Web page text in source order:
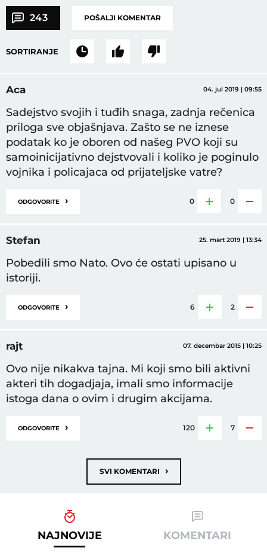
243 POŠALJI KOMENTAR
SORTIRANJE
Aca 04. jul 2019 | 09:55
Sadejstvo svojih i tuđih snaga, zadnja rečenica
priloga sve objašnjava. Zašto se ne iznese
podatak ko je oboren od našeg PVO koji su
samoinicijativno dejstvovali i koliko je poginulo
vojnika i policajaca od prijateljske vatre?
ODGOVORITE › 0 0
Stefan 25. mart 2019 | 13:34
Pobedili smo Nato. Ovo će ostati upisano u
istoriji.
ODGOVORITE › 6 2
rajt 07. decembar 2015 | 10:25
Ovo nije nikakva tajna. Mi koji smo bili aktivni
akteri tih dogadjaja, imali smo informacije
istoga dana o ovim i drugim akcijama.
ODGOVORITE › 120 7
SVI KOMENTARI ›
NAJNOVIJE KOMENTARI